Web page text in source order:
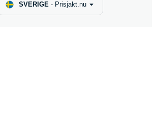
SVERIGE- Prisjakt.nu